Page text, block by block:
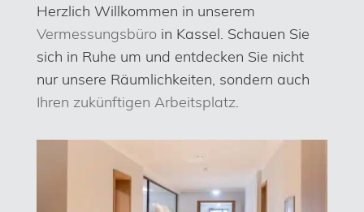
Herzlich Willkommen in unserem
Vermessungsbüroin Kassel. Schauen Sie
sich in Ruhe um und entdecken Sie nicht
nur unsere Räumlichkeiten, sondern auch
Ihren zukünftigen Arbeitsplatz.